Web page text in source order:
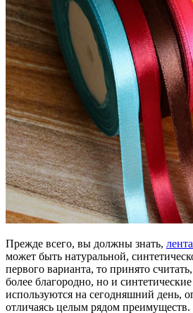
Прежде всего, вы должны знать,
может быть натуральной,
первого варианта, то принято
более благородно, но и
используются на сегодняшний день,
отличаясь целым рядом преимуществ.